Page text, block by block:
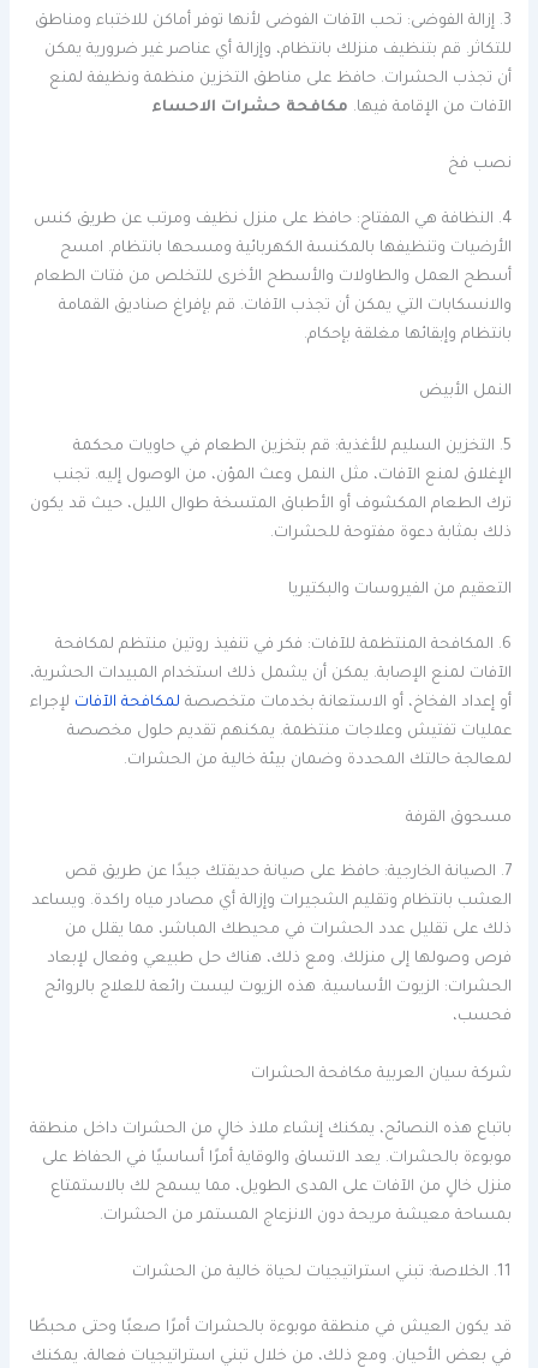
3. إزالة الفوضى: تحب الآفات الفوضى لأنها توفر أماكن للاختباء ومناطق
للتكاثر. قم بتنظيف منزلك بانتظام، وإزالة أي عناصر غير ضرورية يمكن
أن تجذب الحشرات. حافظ على مناطق التخزين منظمة ونظيفة لمنع
الآفات من الإقامة فيها. مكافحة حشرات الاحساء
نصب فخ
4. النظافة هي المفتاح: حافظ على منزل نظيف ومرتب عن طريق كنس
الأرضيات وتنظيفها بالمكنسة الكهربائية ومسحها بانتظام. امسح
أسطح العمل والطاولات والأسطح الأخرى للتخلص من فتات الطعام
والانسكابات التي يمكن أن تجذب الآفات. قم بإفراغ صناديق القمامة
بانتظام وإبقائها مغلقة بإحكام.
النمل الأبيض
5. التخزين السليم للأغذية: قم بتخزين الطعام في حاويات محكمة
الإغلاق لمنع الآفات، مثل النمل وعث المؤن، من الوصول إليه. تجنب
ترك الطعام المكشوف أو الأطباق المتسخة طوال الليل، حيث قد يكون
ذلك بمثابة دعوة مفتوحة للحشرات.
التعقيم من الفيروسات والبكتيريا
6. المكافحة المنتظمة للآفات: فكر في تنفيذ روتين منتظم لمكافحة
الآفات لمنع الإصابة. يمكن أن يشمل ذلك استخدام المبيدات الحشرية،
أو إعداد الفخاخ، أو الاستعانة بخدمات متخصصة لمكافحة الآفات لإجراء
عمليات تفتيش وعلاجات منتظمة. يمكنهم تقديم حلول مخصصة
لمعالجة حالتك المحددة وضمان بيئة خالية من الحشرات.
مسحوق القرفة
7. الصيانة الخارجية: حافظ على صيانة حديقتك جيدًا عن طريق قص
العشب بانتظام وتقليم الشجيرات وإزالة أي مصادر مياه راكدة. ويساعد
ذلك على تقليل عدد الحشرات في محيطك المباشر، مما يقلل من
فرص وصولها إلى منزلك. ومع ذلك، هناك حل طبيعي وفعال لإبعاد
الحشرات: الزيوت الأساسية. هذه الزيوت ليست رائعة للعلاج بالروائح
فحسب،
شركة سيان العربية مكافحة الحشرات
باتباع هذه النصائح، يمكنك إنشاء ملاذ خالٍ من الحشرات داخل منطقة
موبوءة بالحشرات. يعد الاتساق والوقاية أمرًا أساسيًا في الحفاظ على
منزل خالٍ من الآفات على المدى الطويل، مما يسمح لك بالاستمتاع
بمساحة معيشة مريحة دون الانزعاج المستمر من الحشرات.
11. الخلاصة: تبني استراتيجيات لحياة خالية من الحشرات
قد يكون العيش في منطقة موبوءة بالحشرات أمرًا صعبًا وحتى محبطًا
في بعض الأحيان. ومع ذلك، من خلال تبني استراتيجيات فعالة، يمكنك